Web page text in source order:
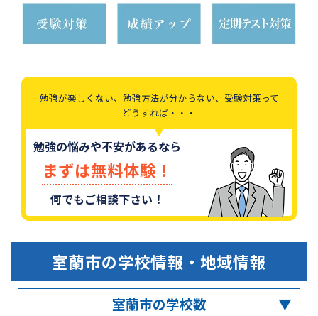
勉強が楽しくない、勉強方法が分からない、受験対策って
どうすれば・・・
勉強の悩みや不安があるなら
まずは無料体験！
何でもご相談下さい！
室蘭市の学校情報・地域情報
室蘭市の学校数